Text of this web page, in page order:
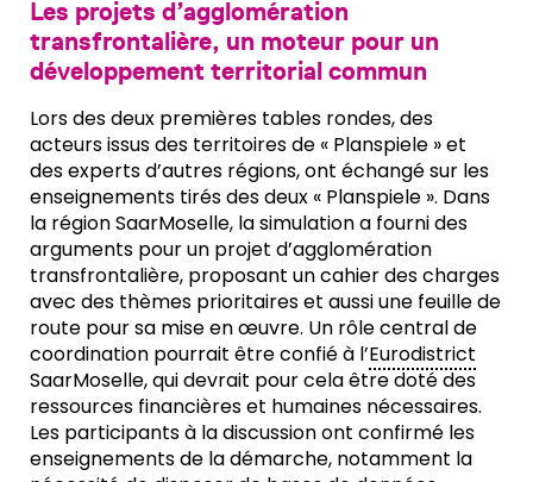
Les projets d’agglomération
transfrontalière, un moteur pour un
développement territorial commun
Lors des deux premières tables rondes, des
acteurs issus des territoires de « Planspiele » et
des experts d’autres régions, ont échangé sur les
enseignements tirés des deux « Planspiele ». Dans
la région SaarMoselle, la simulation a fourni des
arguments pour un projet d’agglomération
transfrontalière, proposant un cahier des charges
avec des thèmes prioritaires et aussi une feuille de
route pour sa mise en œuvre. Un rôle central de
coordination pourrait être confié à l’Eurodistrict
SaarMoselle, qui devrait pour cela être doté des
ressources financières et humaines nécessaires.
Les participants à la discussion ont confirmé les
enseignements de la démarche, notamment la